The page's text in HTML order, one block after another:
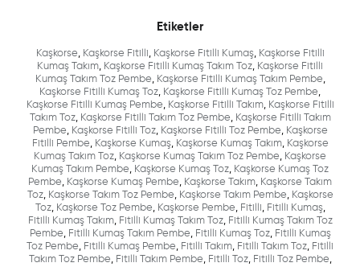
Etiketler
Kaşkorse, Kaşkorse Fitilli, Kaşkorse Fitilli Kumaş, Kaşkorse Fitilli
Kumaş Takım, Kaşkorse Fitilli Kumaş Takım Toz, Kaşkorse Fitilli
Kumaş Takım Toz Pembe, Kaşkorse Fitilli Kumaş Takım Pembe,
Kaşkorse Fitilli Kumaş Toz, Kaşkorse Fitilli Kumaş Toz Pembe,
Kaşkorse Fitilli Kumaş Pembe, Kaşkorse Fitilli Takım, Kaşkorse Fitilli
Takım Toz, Kaşkorse Fitilli Takım Toz Pembe, Kaşkorse Fitilli Takım
Pembe, Kaşkorse Fitilli Toz, Kaşkorse Fitilli Toz Pembe, Kaşkorse
Fitilli Pembe, Kaşkorse Kumaş, Kaşkorse Kumaş Takım, Kaşkorse
Kumaş Takım Toz, Kaşkorse Kumaş Takım Toz Pembe, Kaşkorse
Kumaş Takım Pembe, Kaşkorse Kumaş Toz, Kaşkorse Kumaş Toz
Pembe, Kaşkorse Kumaş Pembe, Kaşkorse Takım, Kaşkorse Takım
Toz, Kaşkorse Takım Toz Pembe, Kaşkorse Takım Pembe, Kaşkorse
Toz, Kaşkorse Toz Pembe, Kaşkorse Pembe, Fitilli, Fitilli Kumaş,
Fitilli Kumaş Takım, Fitilli Kumaş Takım Toz, Fitilli Kumaş Takım Toz
Pembe, Fitilli Kumaş Takım Pembe, Fitilli Kumaş Toz, Fitilli Kumaş
Toz Pembe, Fitilli Kumaş Pembe, Fitilli Takım, Fitilli Takım Toz, Fitilli
Takım Toz Pembe, Fitilli Takım Pembe, Fitilli Toz, Fitilli Toz Pembe,